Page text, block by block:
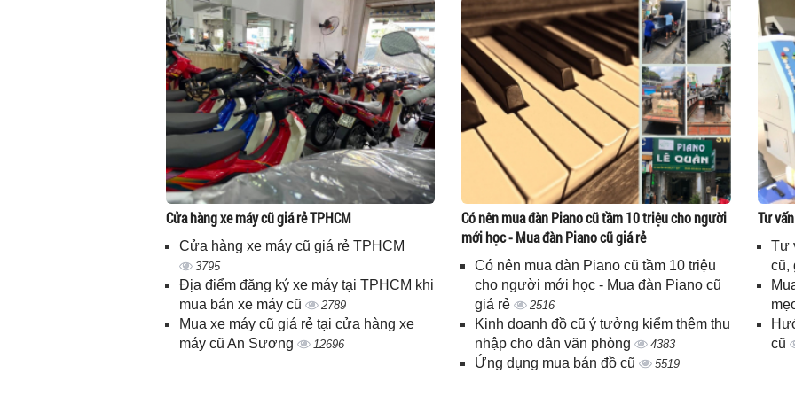
Cửa hàng xe máy cũ giá rẻ TPHCM
Cửa hàng xe máy cũ giá rẻ TPHCM
3795
Địa điểm đăng ký xe máy tại TPHCM khi
mua bán xe máy cũ
2789
Mua xe máy cũ giá rẻ tại cửa hàng xe
máy cũ An Sương
12696
Có nên mua đàn Piano cũ tầm 10 triệu cho người
mới học - Mua đàn Piano cũ giá rẻ
Có nên mua đàn Piano cũ tầm 10 triệu
cho người mới học - Mua đàn Piano cũ
giá rẻ
2516
Kinh doanh đồ cũ ý tưởng kiểm thêm thu
nhập cho dân văn phòng
4383
Ứng dụng mua bán đồ cũ 5519
Tư
Tư
cũ,
cũ